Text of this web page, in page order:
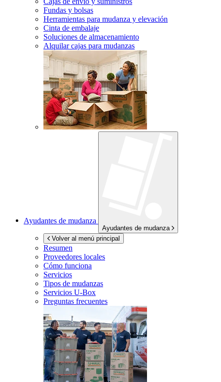
Fundas y bolsas
Herramientas para mudanza y elevación
Cinta de embalaje
Soluciones de almacenamiento
Alquilar cajas para mudanzas
Ayudantes de mudanza
Ayudantes de mudanza
Volver al menú principal
Resumen
Proveedores locales
Cómo funciona
Servicios
Tipos de mudanzas
Servicios U-Box
Preguntas frecuentes